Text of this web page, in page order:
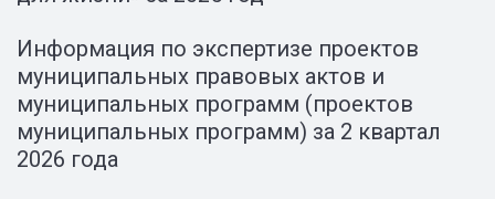
Информация по экспертизе проектов
муниципальных правовых актов и
муниципальных программ (проектов
муниципальных программ) за 2 квартал
2026 года